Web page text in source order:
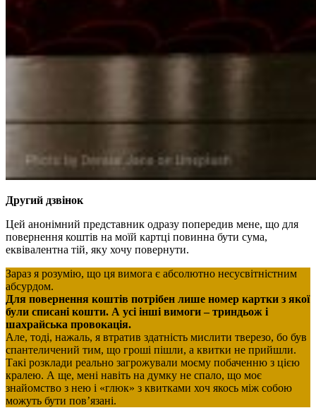
Другий дзвінок
Цей анонімний представник одразу попередив мене, що для
повернення коштів на моїй картці повинна бути сума,
еквівалентна тій, яку хочу повернути.
Зараз я розумію, що ця вимога є абсолютно несусвітністним
абсурдом.
Для повернення коштів потрібен лише номер картки з якої
були списані кошти. А усі інші вимоги – триндьож і
шахрайська провокація.
Але, тоді, нажаль, я втратив здатність мислити тверезо, бо був
спантеличений тим, що гроші пішли, а квитки не прийшли.
Такі розклади реально загрожували моєму побаченню з цією
кралею. А ще, мені навіть на думку не спало, що моє
знайомство з нею і «глюк» з квитками хоч якось між собою
можуть бути пов’язані.